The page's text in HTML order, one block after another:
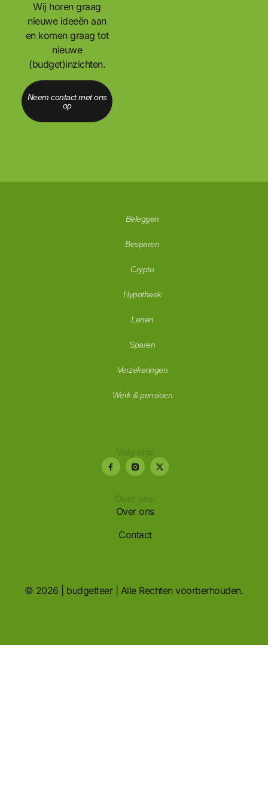
Wij horen graag
nieuwe ideeën aan
en komen graag tot
nieuwe
(budget)inzichten.
Neem contact met ons
op
© 2026 | budgetteer | Alle Rechten voorberhouden.
Beleggen
Besparen
Crypto
Hypotheek
Lenen
Sparen
Verzekeringen
Werk & pensioen
Over ons
Contact